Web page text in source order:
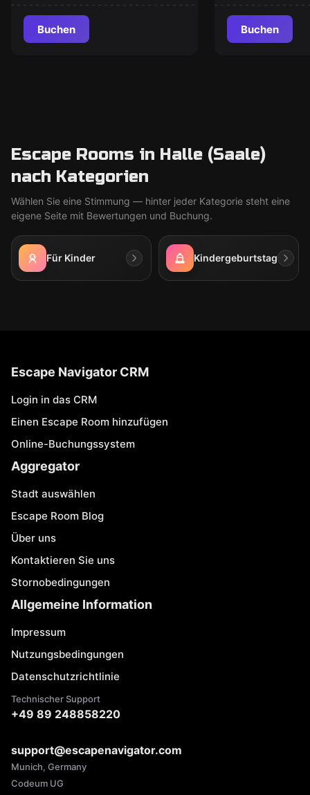
Buchen Buchen
Escape Rooms in Halle (Saale)
nach Kategorien
Wählen Sie eine Stimmung — hinter jeder Kategorie steht eine
eigene Seite mit Bewertungen und Buchung.
Für Kinder Kindergeburtstag
Escape Navigator CRM
Login in das CRM
Einen Escape Room hinzufügen
Online-Buchungssystem
Aggregator
Stadt auswählen
Escape Room Blog
Über uns
Kontaktieren Sie uns
Stornobedingungen
Allgemeine Information
Impressum
Nutzungsbedingungen
Datenschutzrichtlinie
Technischer Support
+49 89 248858220
support@escapenavigator.com
Munich, Germany
Codeum UG